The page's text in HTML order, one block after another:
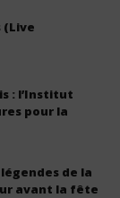
(Live
: l’Institut
pour la
de la
avant la fête